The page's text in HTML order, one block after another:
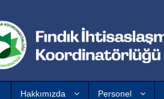
Hakkımızda Personel